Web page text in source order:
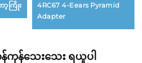
ာ့ကြိုး
4RC67 4-Eears Pyramid
Adapter
ကုန်သေးသေး ရယူပါ